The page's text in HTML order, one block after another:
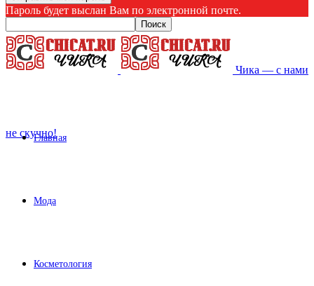
Пароль будет выслан Вам по электронной почте.
Чика — с нами
не скучно!
Главная
Мода
Косметология